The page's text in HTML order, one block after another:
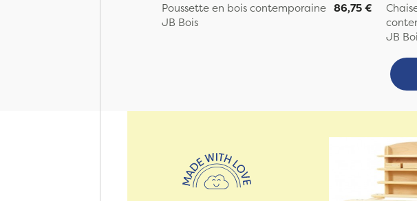
Poussette en bois contemporaine
JB Bois
86,75 €
JB